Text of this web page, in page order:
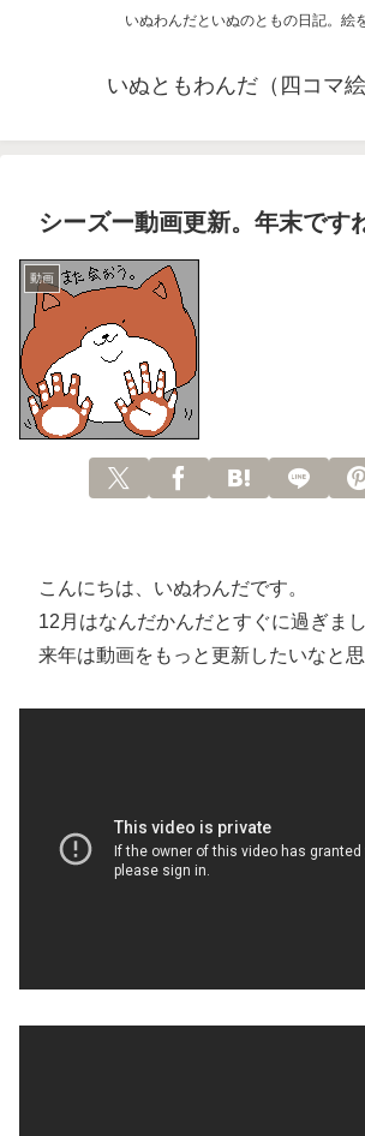
いぬわんだといぬのともの日記。絵
いぬともわんだ（四コマ絵
シーズー動画更新。年末です
動画
こんにちは、いぬわんだです。
12月はなんだかんだとすぐに過ぎまし
来年は動画をもっと更新したいなと思